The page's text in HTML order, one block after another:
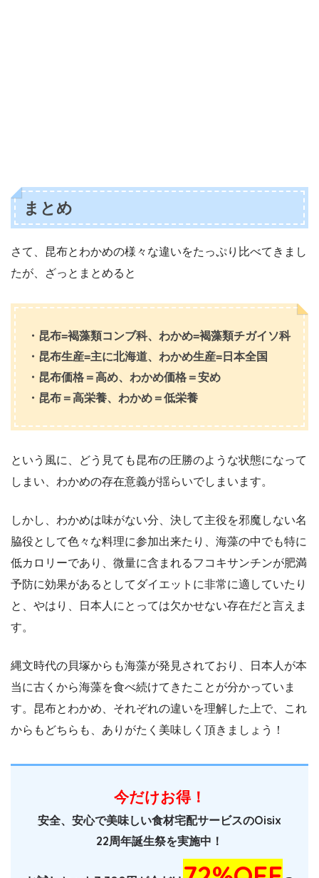
まとめ
さて、昆布とわかめの様々な違いをたっぷり比べてきまし
たが、ざっとまとめると
・昆布=褐藻類コンブ科、わかめ=褐藻類チガイソ科
・昆布生産=主に北海道、わかめ生産=日本全国
・昆布価格＝高め、わかめ価格＝安め
・昆布＝高栄養、わかめ＝低栄養
という風に、どう見ても昆布の圧勝のような状態になって
しまい、わかめの存在意義が揺らいでしまいます。
しかし、わかめは味がない分、決して主役を邪魔しない名
脇役として色々な料理に参加出来たり、海藻の中でも特に
低カロリーであり、微量に含まれるフコキサンチンが肥満
予防に効果があるとしてダイエットに非常に適していたり
と、やはり、日本人にとっては欠かせない存在だと言えま
す。
縄文時代の貝塚からも海藻が発見されており、日本人が本
当に古くから海藻を食べ続けてきたことが分かっていま
す。昆布とわかめ、それぞれの違いを理解した上で、これ
からもどちらも、ありがたく美味しく頂きましょう！
今だけお得！
安全、安心で美味しい食材宅配サービスのOisix
22周年誕生祭を実施中！